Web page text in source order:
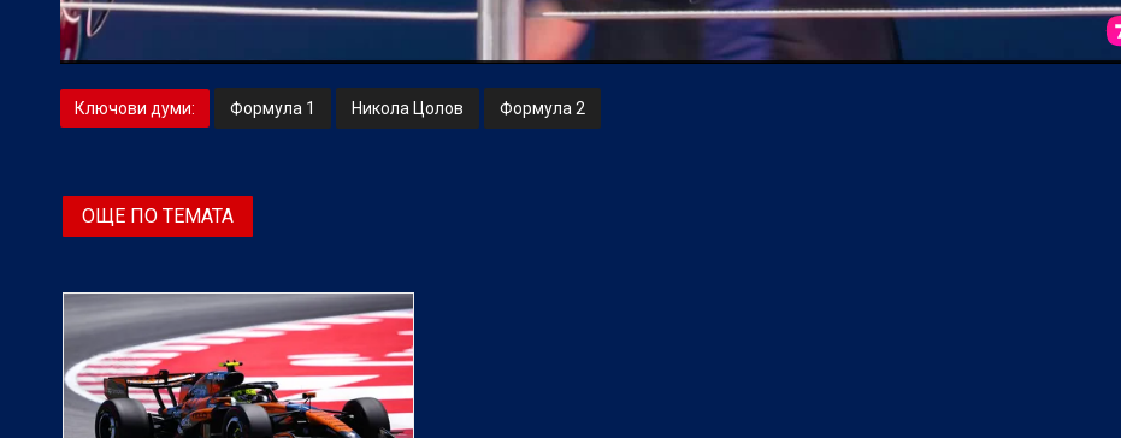
Ключови думи: Формула 1 Никола Цолов Формула 2
ОЩЕ ПО ТЕМАТА